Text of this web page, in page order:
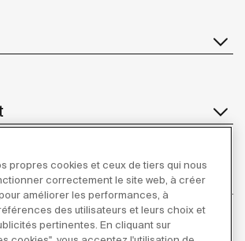
propres cookies et ceux de tiers qui nous
correctement le site web, à créer
améliorer les performances, à
des utilisateurs et leurs choix et
pertinentes. En cliquant sur